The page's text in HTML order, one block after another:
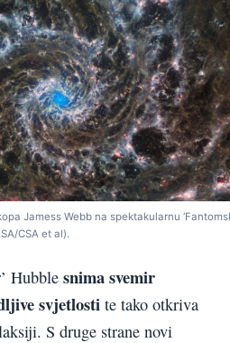
Jamess Webb na spektakularnu
CSA et al).
Hubble snima svemir
svjetlosti te tako otkriva
S druge strane novi